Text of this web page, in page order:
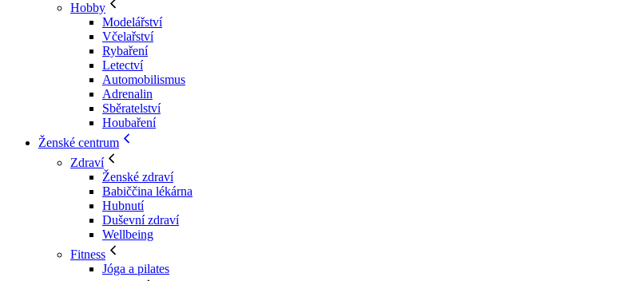
Hobby
Modelářství
Včelařství
Rybaření
Letectví
Automobilismus
Adrenalin
Sběratelství
Houbaření
Ženské centrum
Zdraví
Ženské zdraví
Babiččina lékárna
Hubnutí
Duševní zdraví
Wellbeing
Fitness
Jóga a pilates